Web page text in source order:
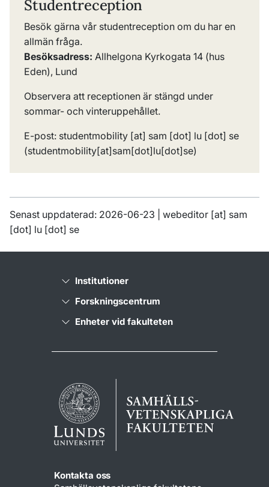
Studentreception
Besök gärna vår studentreception om du har en
allmän fråga.
Besöksadress: Allhelgona Kyrkogata 14 (hus
Eden), Lund
Observera att receptionen är stängd under
sommar- och vinteruppehållet.
E-post: studentmobility [at] sam [dot] lu [dot] se
(studentmobility[at]sam[dot]lu[dot]se)
Senast uppdaterad: 2026-06-23 | webeditor [at] sam
[dot] lu [dot] se
Institutioner
Forskningscentrum
Enheter vid fakulteten
Kontakta oss